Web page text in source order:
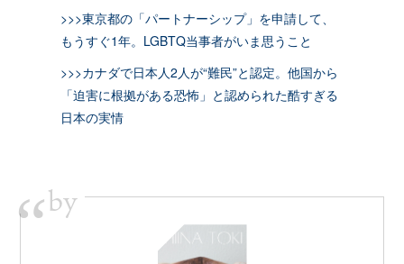
>>>東京都の「パートナーシップ」を申請して、
もうすぐ1年。LGBTQ当事者がいま思うこと
>>>カナダで日本人2人が“難民”と認定。他国から
「迫害に根拠がある恐怖」と認められた酷すぎる
日本の実情
“by